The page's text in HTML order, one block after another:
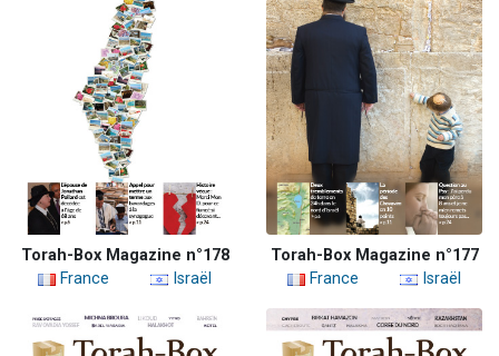
Torah-Box Magazine n°178
France
Israël
Torah-Box Magazine n°177
France
Israël